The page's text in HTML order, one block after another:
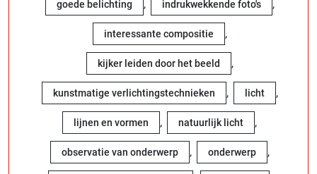
goede belichting , indrukwekkende foto's ,
interessante compositie ,
kijker leiden door het beeld ,
kunstmatige verlichtingstechnieken , licht ,
lijnen en vormen , natuurlijk licht ,
observatie van onderwerp , onderwerp ,